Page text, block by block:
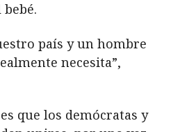
país y un hombre
necesita”,
que los demócratas y